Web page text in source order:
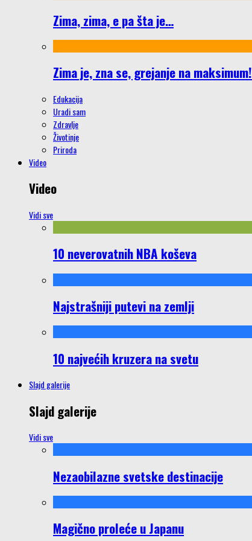
Zima, zima, e pa šta je…
Zima je, zna se, grejanje na maksimum!
Edukacija
Uradi sam
Zdravlje
Životinje
Priroda
Video
Video
Vidi sve
10 neverovatnih NBA koševa
Najstrašniji putevi na zemlji
10 najvećih kruzera na svetu
Slajd galerije
Slajd galerije
Vidi sve
Nezaobilazne svetske destinacije
Magično proleće u Japanu